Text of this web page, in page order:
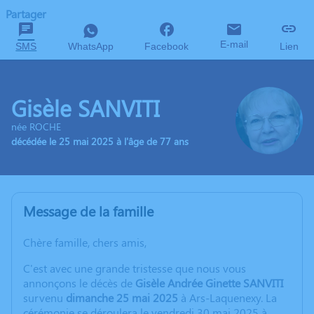
Partager
SMS WhatsApp Facebook E-mail Lien
Gisèle SANVITI
née ROCHE
décédée le 25 mai 2025 à l'âge de 77 ans
Message de la famille
Chère famille, chers amis,
C'est avec une grande tristesse que nous vous
annonçons le décès de Gisèle Andrée Ginette SANVITI
survenu dimanche 25 mai 2025 à Ars-Laquenexy. La